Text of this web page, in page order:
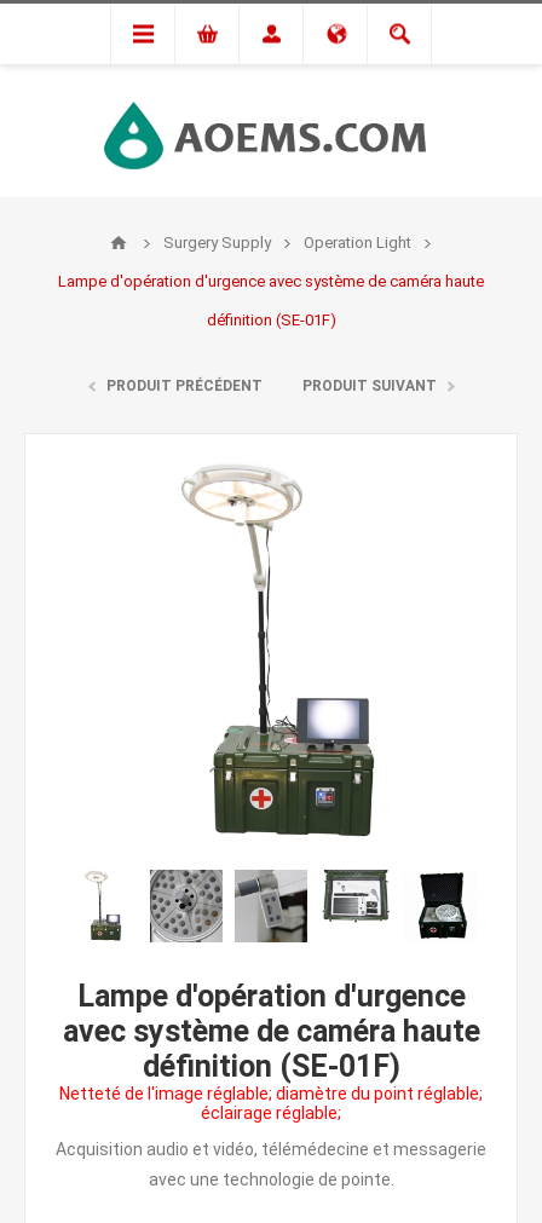
Surgery Supply Operation Light
Lampe d'opération d'urgence avec système de caméra haute
définition (SE-01F)
PRODUIT PRÉCÉDENT PRODUIT SUIVANT
Lampe d'opération d'urgence
avec système de caméra haute
définition (SE-01F)
Netteté de l'image réglable; diamètre du point réglable;
éclairage réglable;
Acquisition audio et vidéo, télémédecine et messagerie
avec une technologie de pointe.